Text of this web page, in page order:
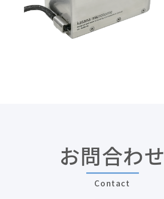
お問合わせ
Contact